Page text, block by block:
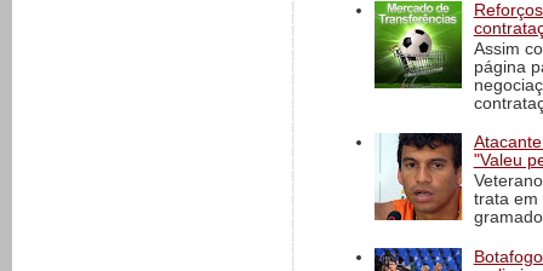
Assim
página
"Valeu
trata em